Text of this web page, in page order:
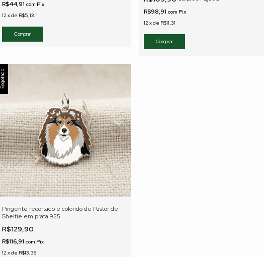
R$44,91com Pix
12 xde R$5,13
Comprar
R$98,91 com Pix
12 xde R$11,31
Esgotado
Pingente recortado e colorido de Pastor de
Sheltie em prata 925
R$129,90
R$116,91com Pix
12 xde R$13,36